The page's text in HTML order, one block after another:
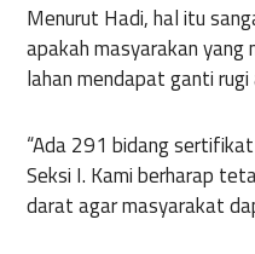
Menurut Hadi, hal itu
apakah masyarakan yang
lahan mendapat ganti
“Ada 291 bidang
Seksi I. Kami berharap
darat agar masyarakat